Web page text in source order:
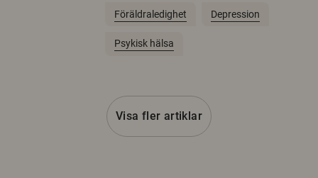
Föräldraledighet Depression
Psykisk hälsa
Visa fler artiklar